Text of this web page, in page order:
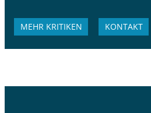
MEHR KRITIKEN KONTAKT